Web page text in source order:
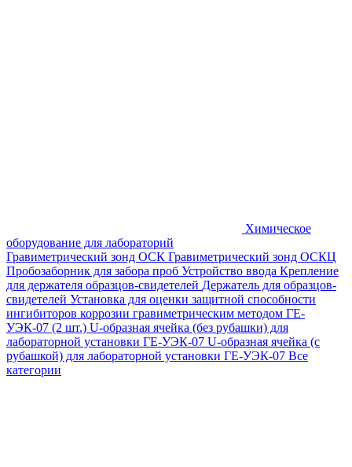
Химическое
оборудование для лабораторий
Гравиметрический зонд ОСК Гравиметрический зонд ОСКЦ
Пробозаборник для забора проб Устройство ввода Крепление
для держателя образцов-свидетелей Держатель для образцов-
свидетелей Установка для оценки защитной способности
ингибиторов коррозии гравиметрическим методом ГЕ-
УЭК-07 (2 шт.) U-образная ячейка (без рубашки) для
лабораторной установки ГЕ-УЭК-07 U-образная ячейка (с
рубашкой) для лабораторной установки ГЕ-УЭК-07 Все
категории